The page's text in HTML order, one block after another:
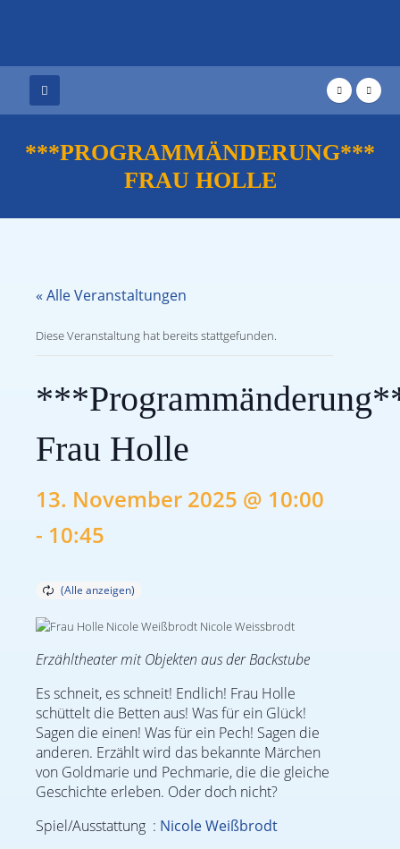
***PROGRAMMÄNDERUNG***
FRAU HOLLE
« Alle Veranstaltungen
Diese Veranstaltung hat bereits stattgefunden.
Frau Holle
13. November 2025 @ 10:00
- 10:45
Erzähltheater mit Objekten aus der Backstube
Es schneit, es schneit! Endlich! Frau Holle
schüttelt die Betten aus! Was für ein Glück!
Sagen die einen! Was für ein Pech! Sagen die
anderen. Erzählt wird das bekannte Märchen
von Goldmarie und Pechmarie, die die gleiche
Geschichte erleben. Oder doch nicht?
Spiel/Ausstattung : Nicole Weißbrodt